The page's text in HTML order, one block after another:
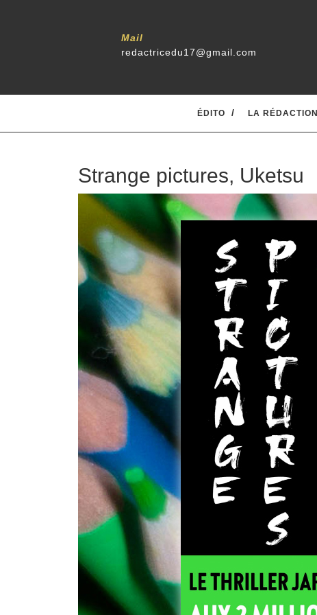
Mail
redactricedu17@gmail.com
ÉDITO LA RÉDACTION
Strange pictures, Uketsu